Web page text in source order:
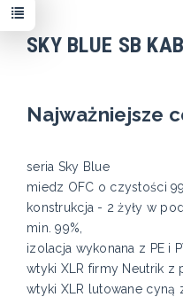
SKY BLUE SB
Najważniejsze
seria Sky Blue
miedz OFC o czystości
konstrukcja - 2 żyły w
min. 99%,
izolacja wykonana z PE i
wtyki XLR firmy Neutrik z
wtyki XLR lutowane cyną